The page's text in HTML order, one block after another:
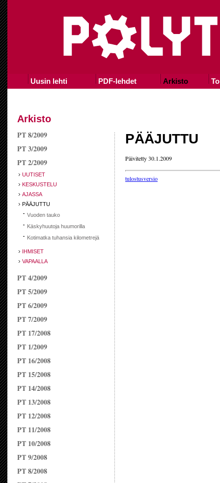
Uusin lehti PDF-lehdet Arkisto
Arkisto
PT 8/2009
PT 3/2009
PT 2/2009
UUTISET
KESKUSTELU
AJASSA
PÄÄJUTTU
Vuoden tauko
Käskyhuutoja huumorilla
Kotimatka tuhansia kilometrejä
IHMISET
VAPAALLA
PT 4/2009
PT 5/2009
PT 6/2009
PT 7/2009
PT 17/2008
PT 1/2009
PT 16/2008
PT 15/2008
PT 14/2008
PT 13/2008
PT 12/2008
PT 11/2008
PT 10/2008
PT 9/2008
PT 8/2008
PÄÄJUTTU
Päivitetty 30.1.2009
tulostusversio